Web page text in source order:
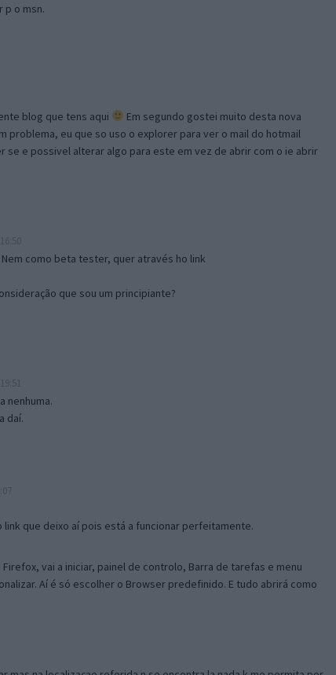
p o msn.
blog que tens aqui
Em segundo gostei muito desta nova
problema, eu que so uso o explorer para ver o mail do hotmail
se e possivel alterar algo para este em vez de abrir com o ie abrir
como beta tester, quer através ho link
que sou um principiante?
nenhuma.
daí.
que deixo aí pois está a funcionar perfeitamente.
vai a iniciar, painel de controlo, Barra de tarefas e menu
Aí é só escolher o Browser predefinido. E tudo abrirá como